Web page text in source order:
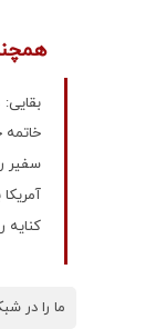
سفیر
کنایه
ما را در